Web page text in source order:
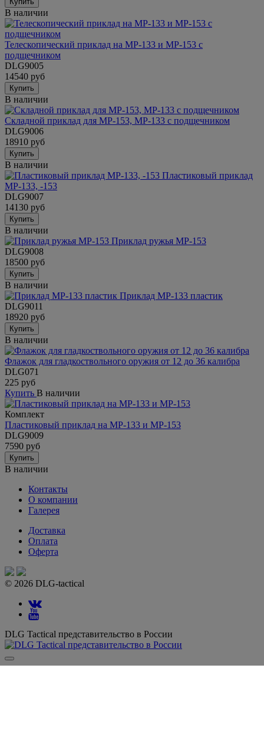
В наличии
Телескопический приклад на МР-133 и МР-153 с
подщечником
DLG9005
14540 руб
Купить
В наличии
Складной приклад для МР-153, МР-133 с подщечником
DLG9006
18910 руб
Купить
В наличии
Пластиковый приклад
МР-133, -153
DLG9007
14130 руб
Купить
В наличии
Приклад ружья МР-153
DLG9008
18500 руб
Купить
В наличии
Приклад МР-133 пластик
DLG9011
18920 руб
Купить
В наличии
Флажок для гладкоствольного оружия от 12 до 36 калибра
DLG071
225 руб
Купить В наличии
Комплект
Пластиковый приклад на МР-133 и МР-153
DLG9009
7590 руб
Купить
В наличии
Контакты
О компании
Галерея
Доставка
Оплата
Оферта
© 2026 DLG-tactical
DLG Tactical представительство в России